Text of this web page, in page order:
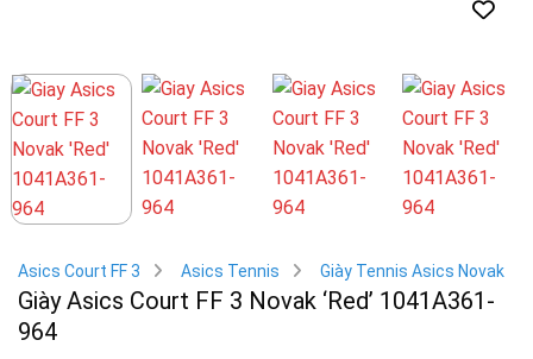
Asics Court FF 3 Asics Tennis Giày Tennis Asics Novak
Giày Asics Court FF 3 Novak ‘Red’ 1041A361-
964